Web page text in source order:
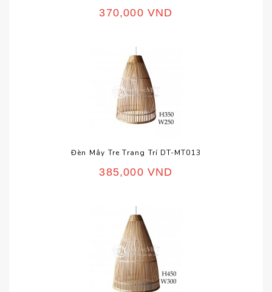
370,000 VND
Đèn Mây Tre Trang Trí DT-MT013
385,000 VND